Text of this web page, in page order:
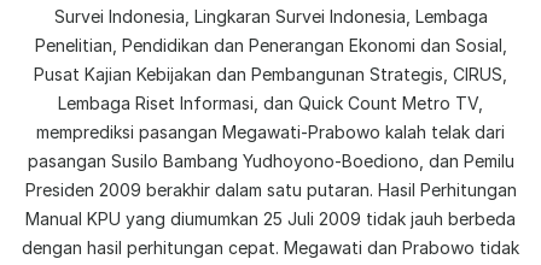
Survei Indonesia, Lingkaran Survei Indonesia, Lembaga
Penelitian, Pendidikan dan Penerangan Ekonomi dan Sosial,
Pusat Kajian Kebijakan dan Pembangunan Strategis, CIRUS,
Lembaga Riset Informasi, dan Quick Count Metro TV,
memprediksi pasangan Megawati-Prabowo kalah telak dari
pasangan Susilo Bambang Yudhoyono-Boediono, dan Pemilu
Presiden 2009 berakhir dalam satu putaran. Hasil Perhitungan
Manual KPU yang diumumkan 25 Juli 2009 tidak jauh berbeda
dengan hasil perhitungan cepat. Megawati dan Prabowo tidak